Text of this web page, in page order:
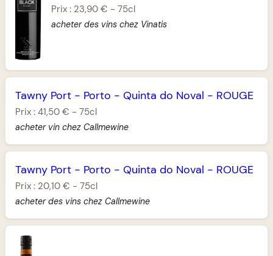
Prix : 23,90 € - 75cl
acheter des vins chez Vinatis
Tawny Port - Porto - Quinta do Noval - ROUGE
Prix : 41,50 € - 75cl
acheter vin chez Callmewine
Tawny Port - Porto - Quinta do Noval - ROUGE
Prix : 20,10 € - 75cl
acheter des vins chez Callmewine